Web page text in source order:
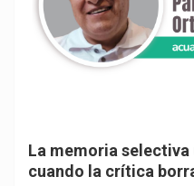
La memoria
cuando la crítica